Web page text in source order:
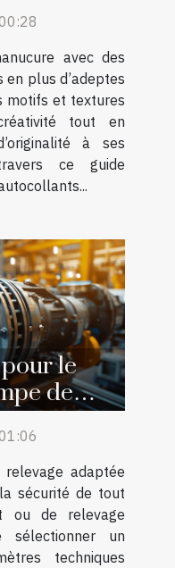
avec des
plus d’adeptes
motifs et textures
tout en
à ses
ce guide
le
de
relevage adaptée
sécurité de tout
ou de relevage
sélectionner un
techniques